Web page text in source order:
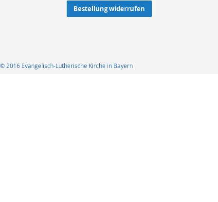
Bestellung widerrufen
© 2016 Evangelisch-Lutherische Kirche in Bayern